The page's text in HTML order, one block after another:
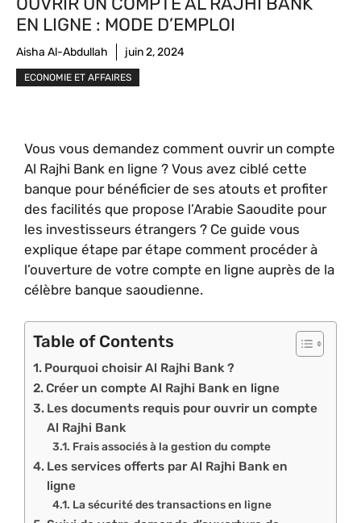
EN LIGNE : MODE D’EMPLOI
Aisha Al-Abdullah juin 2, 2024
ECONOMIE ET AFFAIRES
Vous vous demandez comment ouvrir un compte
Al Rajhi Bank en ligne ? Vous avez ciblé cette
banque pour bénéficier de ses atouts et profiter
des facilités que propose l’Arabie Saoudite pour
les investisseurs étrangers ? Ce guide vous
explique étape par étape comment procéder à
l’ouverture de votre compte en ligne auprès de la
célèbre banque saoudienne.
Table of Contents
Pourquoi choisir Al Rajhi Bank ?
Créer un compte Al Rajhi Bank en ligne
Les documents requis pour ouvrir un compte
Al Rajhi Bank
Frais associés à la gestion du compte
Les services offerts par Al Rajhi Bank en
ligne
La sécurité des transactions en ligne